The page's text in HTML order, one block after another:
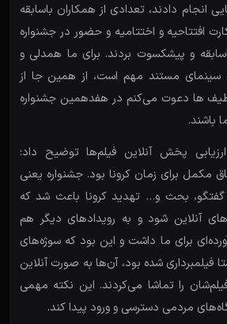
انجام دادند، تعدادی از همکاران باسابقه
افتتاحیه و اختتامیه و حضور در جشنواره
و پیشکسوت بردند. برای ما همدلی و
سینمای مستند مهم است، از همین جا از
ها دعوت می‌کنم در هفدهمین جشنواره
باشند.
پخش آنلاین فیلم‌ها توضیح داد:
مکمل برای زمان کرونا بود. جشنواره یعنی
بحث و… تهدید کرونا باعث شد که
آنلاین شود و به رویدادهای دیگر هم
برای ما داشت و این بود که سوژه‌های
فیلمبرداری شده بود، آن‌ها به صورت آنلاین
را تماشا می‌کردند. این‌ نکته مهمی
مردمی دسترسی و ورود پیدا کند.